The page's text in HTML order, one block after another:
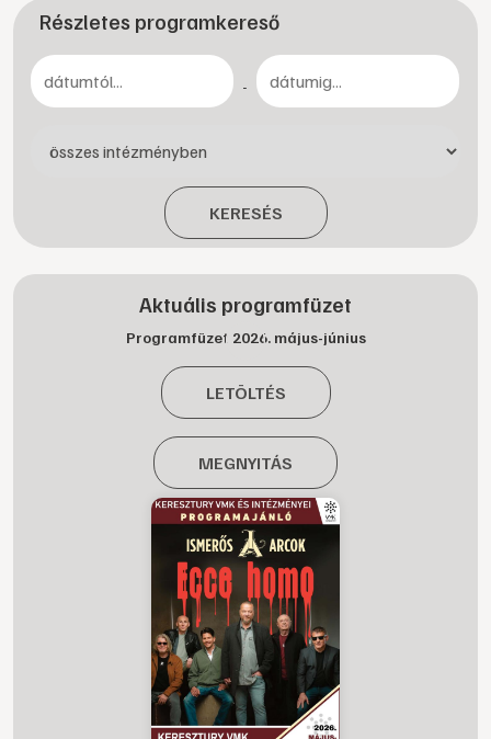
Részletes programkereső
-
KERESÉS
Aktuális programfüzet
Programfüzet 2026. május-június
LETÖLTÉS
MEGNYITÁS